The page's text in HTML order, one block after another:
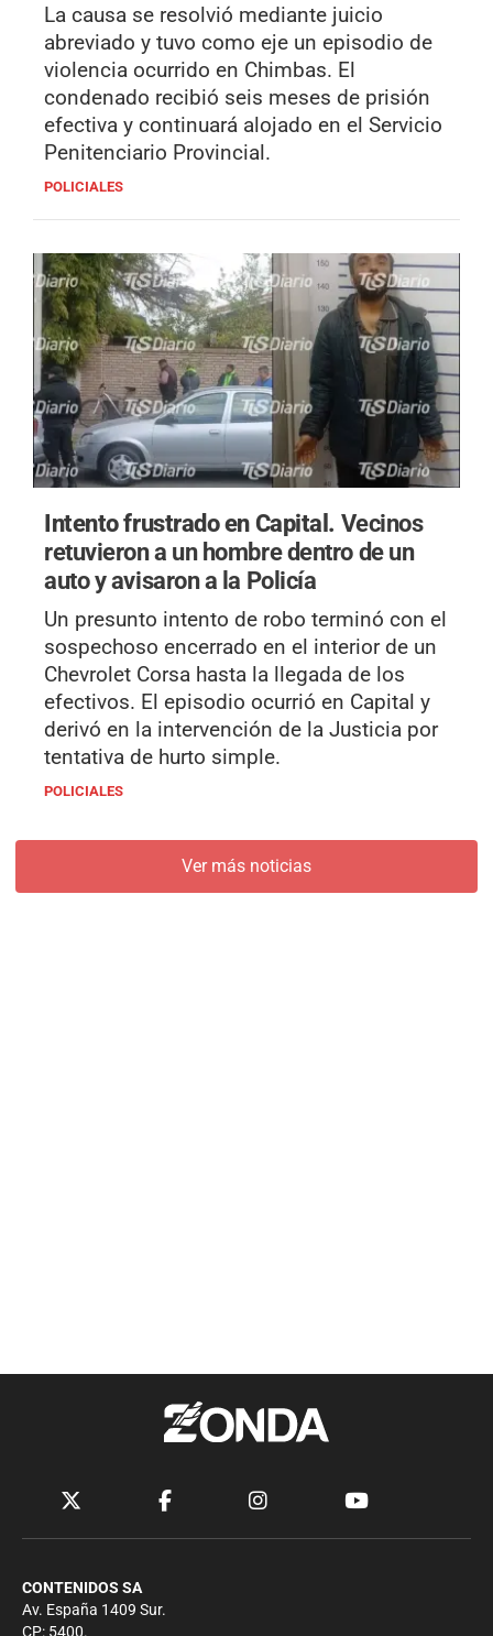
La causa se resolvió mediante juicio
abreviado y tuvo como eje un episodio de
violencia ocurrido en Chimbas. El
condenado recibió seis meses de prisión
efectiva y continuará alojado en el Servicio
Penitenciario Provincial.
POLICIALES
Intento frustrado en Capital. Vecinos
retuvieron a un hombre dentro de un
auto y avisaron a la Policía
Un presunto intento de robo terminó con el
sospechoso encerrado en el interior de un
Chevrolet Corsa hasta la llegada de los
efectivos. El episodio ocurrió en Capital y
derivó en la intervención de la Justicia por
tentativa de hurto simple.
POLICIALES
Ver más noticias
CONTENIDOS SA
Av. España 1409 Sur.